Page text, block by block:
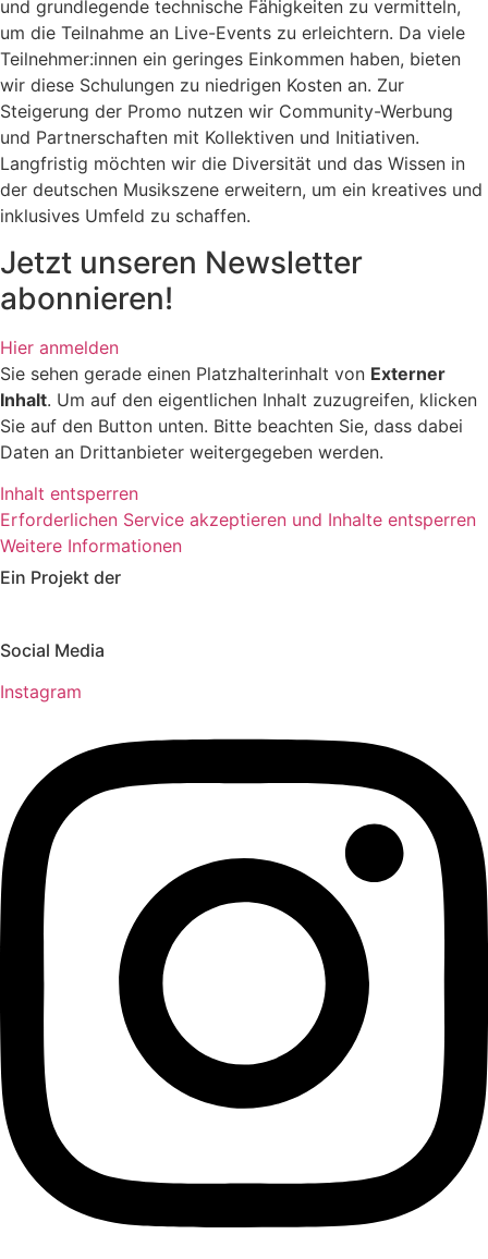
und grundlegende technische Fähigkeiten zu vermitteln,
um die Teilnahme an Live-Events zu erleichtern. Da viele
Teilnehmer:innen ein geringes Einkommen haben, bieten
wir diese Schulungen zu niedrigen Kosten an. Zur
Steigerung der Promo nutzen wir Community-Werbung
und Partnerschaften mit Kollektiven und Initiativen.
Langfristig möchten wir die Diversität und das Wissen in
der deutschen Musikszene erweitern, um ein kreatives und
inklusives Umfeld zu schaffen.
Jetzt unseren Newsletter
abonnieren!
Hier anmelden
Sie sehen gerade einen Platzhalterinhalt von Externer
Inhalt. Um auf den eigentlichen Inhalt zuzugreifen, klicken
Sie auf den Button unten. Bitte beachten Sie, dass dabei
Daten an Drittanbieter weitergegeben werden.
Inhalt entsperren
Erforderlichen Service akzeptieren und Inhalte entsperren
Weitere Informationen
Ein Projekt der
Social Media
Instagram